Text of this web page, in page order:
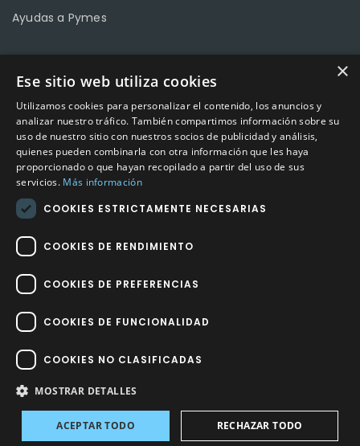
Ayudas a Pymes
CONTACTO
Calle Méndez Núñez nº3 – Fuente Palmera 14120 Córdoba
Teléfono957 04 96 57
Emailinfo@factory-sport.es
HORARIO COMERCIAL
Lunes a viernes
10:00 a 14:00 / 18:00 a 21:00
Factory Sport 2023© – Todos los derechos reservados | Hecho por
Impulsoh Performance Marketing
×
Ese sitio web utiliza cookies
Utilizamos cookies para personalizar el contenido, los anuncios y
analizar nuestro tráfico. También compartimos información sobre su
uso de nuestro sitio con nuestros socios de publicidad y análisis,
quienes pueden combinarla con otra información que les haya
proporcionado o que hayan recopilado a partir del uso de sus
servicios. Más información
COOKIES ESTRICTAMENTE NECESARIAS
COOKIES DE RENDIMIENTO
COOKIES DE PREFERENCIAS
COOKIES DE FUNCIONALIDAD
COOKIES NO CLASIFICADAS
MOSTRAR DETALLES
ACEPTAR TODO RECHAZAR TODO